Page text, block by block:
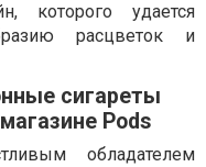
которого удается
расцветок и
сигареты
Pods
обладателем